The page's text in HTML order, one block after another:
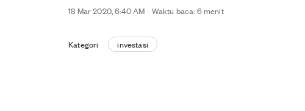
18 Mar 2020, 6:40 AM · Waktu baca: 6menit
Kategori investasi